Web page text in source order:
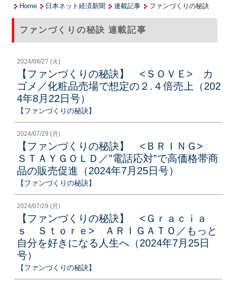
Home 日本ネット経済新聞 連載記事 ファンづくりの秘訣
ファンづくりの秘訣 連載記事
2024/08/27 (火)
【ファンづくりの秘訣】 <ＳＯＶＥ> カ
ゴメ／化粧品売場で想定の２.４倍売上（202
4年8月22日号）
【ファンづくりの秘訣】
2024/07/29 (月)
【ファンづくりの秘訣】 <ＢＲＩＮＧ>
ＳＴＡＹＧＯＬＤ／”電話応対”で高価格帯商
品の販売促進（2024年7月25日号）
【ファンづくりの秘訣】
2024/07/29 (月)
【ファンづくりの秘訣】 <Ｇｒａｃｉａ
ｓ Ｓｔｏｒｅ> ＡＲＩＧＡＴＯ／もっと
自分を好きになる人生へ（2024年7月25日
号）
【ファンづくりの秘訣】